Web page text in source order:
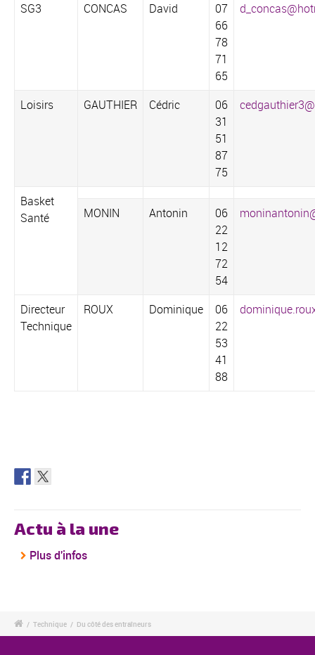
SG3 CONCAS David
07
66
78
71
65‬
Loisirs GAUTHIER Cédric
06
31
51
87
75‬
Basket
Santé
MONIN Antonin
06
22
12
72
54
Directeur
Technique
ROUX Dominique
06
22
53
41
88
Actu à la une
Plus d'infos
/ Technique / Du côté des entraîneurs